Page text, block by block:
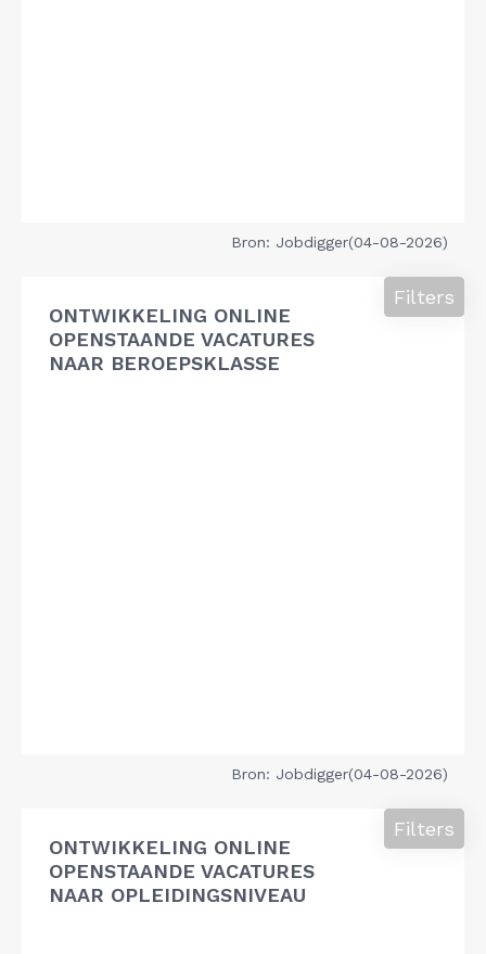
Bron: Jobdigger(04-08-2026)
ONTWIKKELING ONLINE
OPENSTAANDE VACATURES
NAAR BEROEPSKLASSE
Filters
Bron: Jobdigger(04-08-2026)
ONTWIKKELING ONLINE
OPENSTAANDE VACATURES
NAAR OPLEIDINGSNIVEAU
Filters